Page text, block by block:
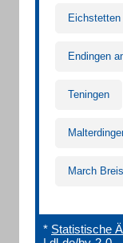
Endingen
Teningen
March
* Statistische